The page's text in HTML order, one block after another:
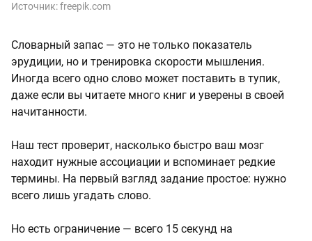
Источник:freepik.com
Словарный запас — это не только показатель
эрудиции, но и тренировка скорости мышления.
Иногда всего одно слово может поставить в тупик,
даже если вы читаете много книг и уверены в своей
начитанности.
Наш тест проверит, насколько быстро ваш мозг
находит нужные ассоциации и вспоминает редкие
термины. На первый взгляд задание простое: нужно
всего лишь угадать слово.
Но есть ограничение — всего 15 секунд на